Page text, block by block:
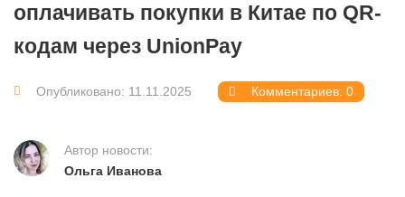
оплачивать покупки в Китае по QR-
кодам через UnionPay
Опубликовано: 11.11.2025 Комментариев: 0
Автор новости:
Ольга Иванова